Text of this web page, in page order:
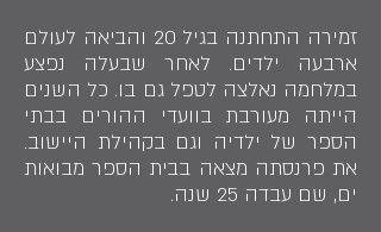
זמירה התחתנה בגיל 20 והביאה לעולם
ארבעה ילדים. לאחר שבעלה נפצע
במלחמה נאלצה לטפל גם בו. כל השנים
הייתה מעורבת בוועדי ההורים בבתי
הספר של ילדיה וגם בקהילת היישוב.
את פרנסתה מצאה בבית הספר מבואות
ים, שם עבדה 25 שנה.